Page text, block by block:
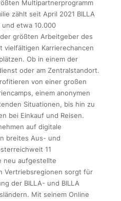
Multipartnerprogramm
zählt seit April 2021 BILLA
und etwa 10.000
größten Arbeitgeber des
vielfältigen Karrierechancen
Ob in einem der
oder am Zentralstandort.
von einer großen
einem anonymen
Situationen, bis hin zu
bei Einkauf und Reisen.
auf digitale
breites Aus- und
11
neu aufgestellte
Vertriebsregionen sorgt für
der BILLA- und BILLA
Mit seinem Online